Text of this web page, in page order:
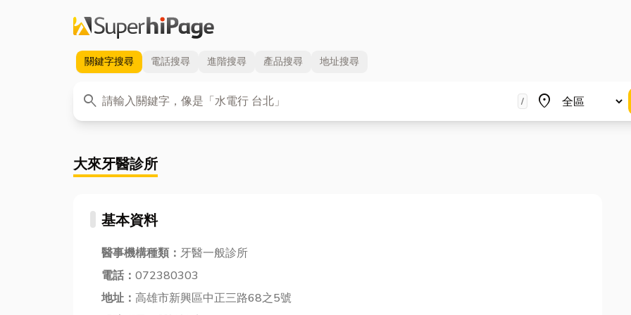
關鍵字搜尋 電話搜尋 進階搜尋 產品搜尋 地址搜尋
search
關鍵字 / place
地區
大來牙醫診所
基本資料
醫事機構種類： 牙醫一般診所
電話： 072380303
地址： 高雄市新興區中正三路68之5號